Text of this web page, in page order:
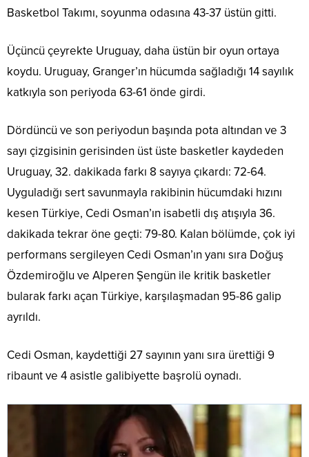
Basketbol Takımı, soyunma odasına 43-37 üstün gitti.
Üçüncü çeyrekte Uruguay, daha üstün bir oyun ortaya
koydu. Uruguay, Granger’ın hücumda sağladığı 14 sayılık
katkıyla son periyoda 63-61 önde girdi.
Dördüncü ve son periyodun başında pota altından ve 3
sayı çizgisinin gerisinden üst üste basketler kaydeden
Uruguay, 32. dakikada farkı 8 sayıya çıkardı: 72-64.
Uyguladığı sert savunmayla rakibinin hücumdaki hızını
kesen Türkiye, Cedi Osman’ın isabetli dış atışıyla 36.
dakikada tekrar öne geçti: 79-80. Kalan bölümde, çok iyi
performans sergileyen Cedi Osman’ın yanı sıra Doğuş
Özdemiroğlu ve Alperen Şengün ile kritik basketler
bularak farkı açan Türkiye, karşılaşmadan 95-86 galip
ayrıldı.
Cedi Osman, kaydettiği 27 sayının yanı sıra ürettiği 9
ribaunt ve 4 asistle galibiyette başrolü oynadı.